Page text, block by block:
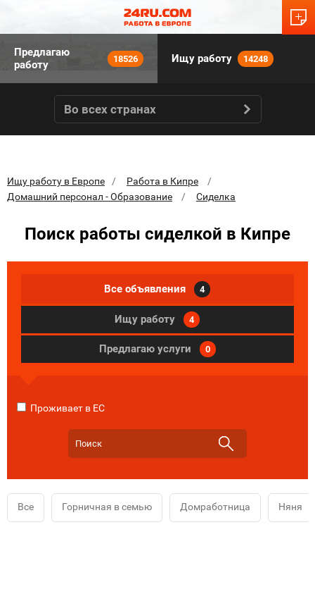
Предлагаю
работу
18526 Ищу работу 14248
Во всех странах
Ищу работу в Европе
Работа в Кипре
Домашний персонал - Образование
Сиделка
Поиск работы сиделкой в Кипре
Все объявления 4
Ищу работу 4
Предлагаю услуги 0
Проживает в ЕС
Все Горничная в семью Домработница Няня